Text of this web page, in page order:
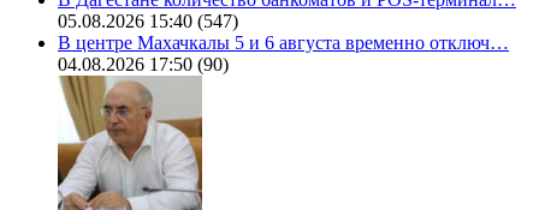
05.08.2026 15:40 (547)
В центре Махачкалы 5 и 6 августа временно отключ…
04.08.2026 17:50 (90)